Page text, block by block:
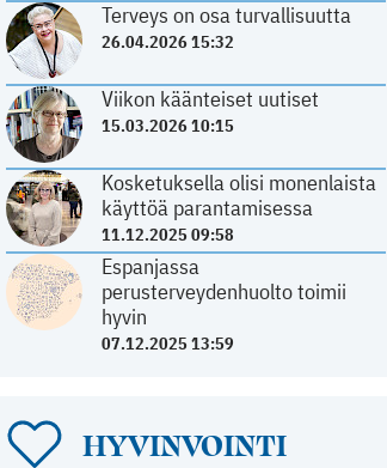
Terveys on osa turvallisuutta
26.04.2026 15:32
Viikon käänteiset uutiset
15.03.2026 10:15
Kosketuksella olisi monenlaista
käyttöä parantamisessa
11.12.2025 09:58
Espanjassa
perusterveydenhuolto toimii
hyvin
07.12.2025 13:59
HYVINVOINTI